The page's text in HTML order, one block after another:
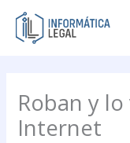
contenido
Roban y
Internet